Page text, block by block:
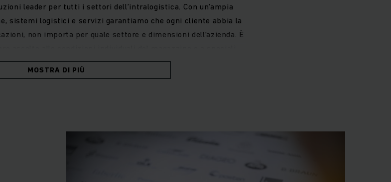
leader per tutti i settori dell’intralogistica. Con un’ampia
sistemi logistici e servizi garantiamo che ogni cliente abbia la
non importa per quale settore e dimensioni dell’azienda. È
soluzione giusta è sempre la vostra soluzione personale.
MOSTRA DI PIÙ